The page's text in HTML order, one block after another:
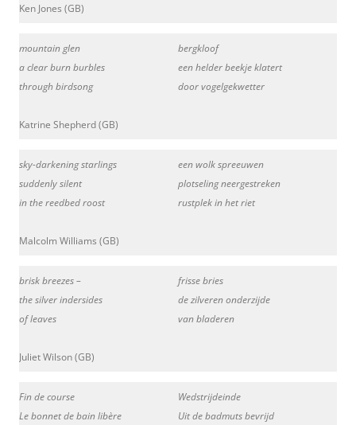
Ken Jones (GB)
mountain glen
a clear burn burbles
through birdsong
Katrine Shepherd (GB)
bergkloof
een helder beekje klatert
door vogelgekwetter
sky-darkening starlings
suddenly silent
in the reedbed roost
Malcolm Williams (GB)
een wolk spreeuwen
plotseling neergestreken
rustplek in het riet
brisk breezes –
the silver indersides
of leaves
Juliet Wilson (GB)
frisse bries
de zilveren onderzijde
van bladeren
Fin de course
Le bonnet de bain libère
Wedstrijdeinde
Uit de badmuts bevrijd